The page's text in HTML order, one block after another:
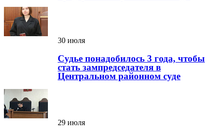
30 июля
Судье понадобилось 3 года, чтобы
стать зампредседателя в
Центральном районном суде
29 июля